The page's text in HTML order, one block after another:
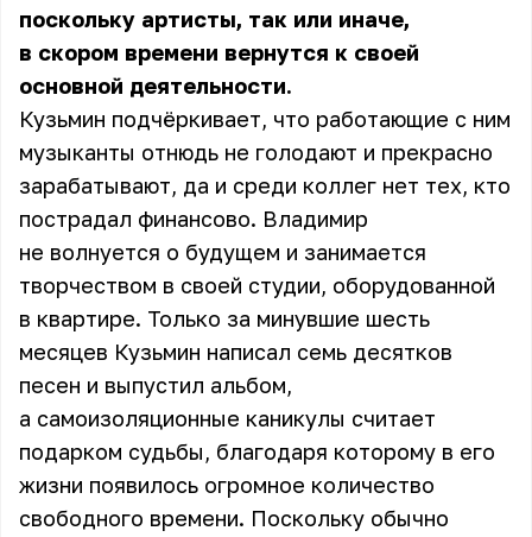
поскольку артисты, так или иначе,
в скором времени вернутся к своей
основной деятельности.
Кузьмин подчёркивает, что работающие с ним
музыканты отнюдь не голодают и прекрасно
зарабатывают, да и среди коллег нет тех, кто
пострадал финансово. Владимир
не волнуется о будущем и занимается
творчеством в своей студии, оборудованной
в квартире. Только за минувшие шесть
месяцев Кузьмин написал семь десятков
песен и выпустил альбом,
а самоизоляционные каникулы считает
подарком судьбы, благодаря которому в его
жизни появилось огромное количество
свободного времени. Поскольку обычно